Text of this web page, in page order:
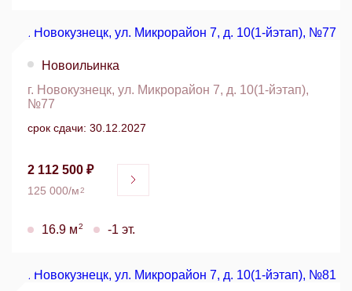
Новоильинка
г. Новокузнецк, ул. Микрорайон 7, д. 10(1-йэтап),
№77
срок сдачи: 30.12.2027
2 112 500 ₽
125 000/м2
16.9 м2 -1 эт.